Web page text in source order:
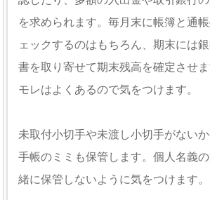
を求められます。毎月末に帳簿と通
ェックするのはもちろん、期末には
書を取り寄せて期末残高を確定させ
モレはよくあるので気をつけます。
未取付小切手や未渡し小切手がない
手帳のミミも保管します。個人名義
緒に保管しないように気をつけます。